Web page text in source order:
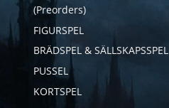
(Preorders)
FIGURSPEL
BRÄDSPEL & SÄLLSKAPSSPEL
PUSSEL
KORTSPEL